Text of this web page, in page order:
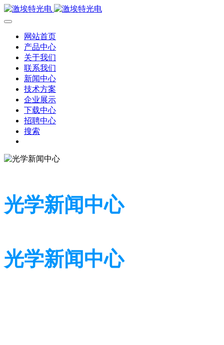
网站首页
产品中心
关于我们
联系我们
新闻中心
技术方案
企业展示
下载中心
招聘中心
搜索
光学新闻中心
光学新闻中心